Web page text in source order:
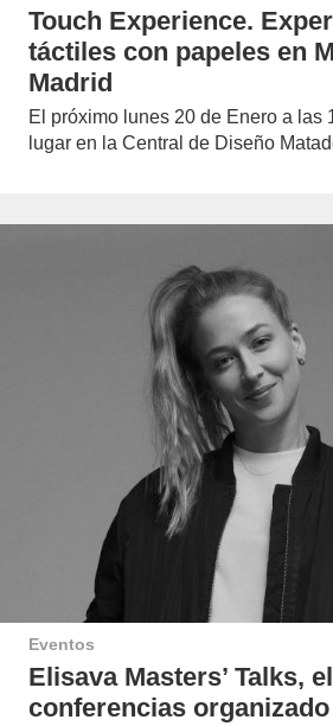
Touch Experience.
táctiles con papeles en
Madrid
El próximo lunes 20 de Enero a las
lugar en la Central de Diseño
Eventos
Elisava Masters’ Talks,
conferencias